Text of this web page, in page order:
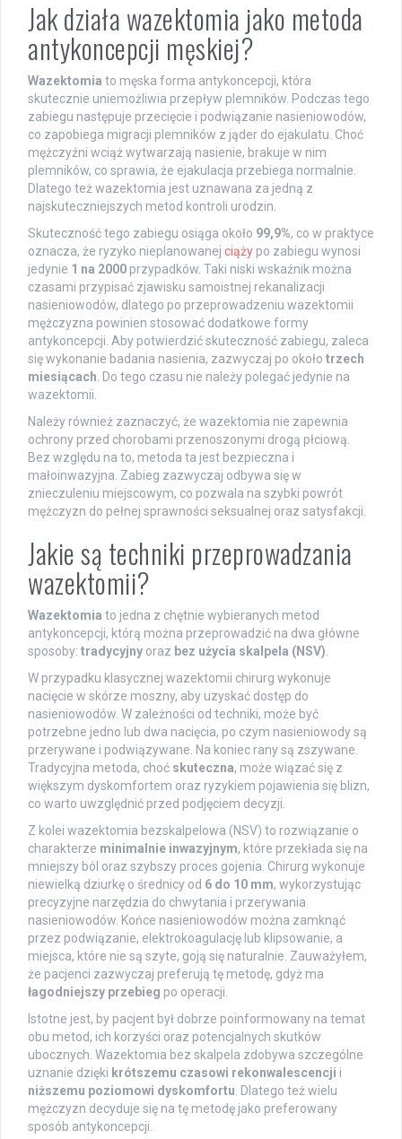
Jak działa wazektomia jako metoda
antykoncepcji męskiej?
Wazektomia to męska forma antykoncepcji, która
skutecznie uniemożliwia przepływ plemników. Podczas tego
zabiegu następuje przecięcie i podwiązanie nasieniowodów,
co zapobiega migracji plemników z jąder do ejakulatu. Choć
mężczyźni wciąż wytwarzają nasienie, brakuje w nim
plemników, co sprawia, że ejakulacja przebiega normalnie.
Dlatego też wazektomia jest uznawana za jedną z
najskuteczniejszych metod kontroli urodzin.
Skuteczność tego zabiegu osiąga około 99,9%, co w praktyce
oznacza, że ryzyko nieplanowanej ciąży po zabiegu wynosi
jedynie 1 na 2000 przypadków. Taki niski wskaźnik można
czasami przypisać zjawisku samoistnej rekanalizacji
nasieniowodów, dlatego po przeprowadzeniu wazektomii
mężczyzna powinien stosować dodatkowe formy
antykoncepcji. Aby potwierdzić skuteczność zabiegu, zaleca
się wykonanie badania nasienia, zazwyczaj po około trzech
miesiącach . Do tego czasu nie należy polegać jedynie na
wazektomii.
Należy również zaznaczyć, że wazektomia nie zapewnia
ochrony przed chorobami przenoszonymi drogą płciową.
Bez względu na to, metoda ta jest bezpieczna i
małoinwazyjna. Zabieg zazwyczaj odbywa się w
znieczuleniu miejscowym, co pozwala na szybki powrót
mężczyzn do pełnej sprawności seksualnej oraz satysfakcji.
Jakie są techniki przeprowadzania
wazektomii?
Wazektomia to jedna z chętnie wybieranych metod
antykoncepcji, którą można przeprowadzić na dwa główne
sposoby: tradycyjny oraz bez użycia skalpela (NSV)
W przypadku klasycznej wazektomii chirurg wykonuje
nacięcie w skórze moszny, aby uzyskać dostęp do
nasieniowodów. W zależności od techniki, może być
potrzebne jedno lub dwa nacięcia, po czym nasieniowody są
przerywane i podwiązywane. Na koniec rany są zszywane.
Tradycyjna metoda, choć skuteczna, może wiązać się z
większym dyskomfortem oraz ryzykiem pojawienia się blizn,
co warto uwzględnić przed podjęciem decyzji.
Z kolei wazektomia bezskalpelowa (NSV) to rozwiązanie o
charakterze minimalnie inwazyjnym, które przekłada się na
mniejszy ból oraz szybszy proces gojenia. Chirurg wykonuje
niewielką dziurkę o średnicy od 6 do 10 mm, wykorzystując
precyzyjne narzędzia do chwytania i przerywania
nasieniowodów. Końce nasieniowodów można zamknąć
przez podwiązanie, elektrokoagulację lub klipsowanie, a
miejsca, które nie są szyte, goją się naturalnie. Zauważyłem,
że pacjenci zazwyczaj preferują tę metodę, gdyż ma
łagodniejszy przebieg po operacji.
Istotne jest, by pacjent był dobrze poinformowany na temat
obu metod, ich korzyści oraz potencjalnych skutków
ubocznych. Wazektomia bez skalpela zdobywa szczególne
uznanie dzięki krótszemu czasowi rekonwalescencji i
niższemu poziomowi dyskomfortu . Dlatego też wielu
mężczyzn decyduje się na tę metodę jako preferowany
sposób antykoncepcji.